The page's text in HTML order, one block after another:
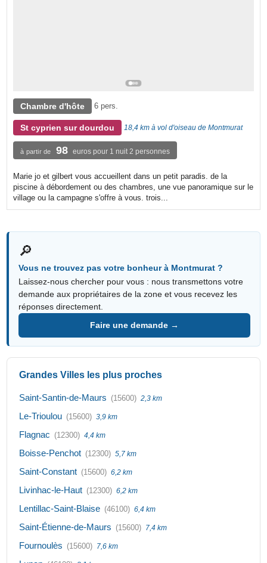
Chambre d'hôte 6 pers.
St cyprien sur dourdou 18,4 km à vol d'oiseau de Montmurat
à partir de 98 euros pour 1 nuit 2 personnes
Marie jo et gilbert vous accueillent dans un petit paradis. de la
piscine à débordement ou des chambres, une vue panoramique sur le
village ou la campagne s'offre à vous. trois...
🔎
Vous ne trouvez pas votre bonheur à Montmurat ?
Laissez-nous chercher pour vous : nous transmettons votre
demande aux propriétaires de la zone et vous recevez les
réponses directement.
Faire une demande →
Grandes Villes les plus proches
Saint-Santin-de-Maurs (15600) 2,3 km
Le-Trioulou (15600) 3,9 km
Flagnac (12300) 4,4 km
Boisse-Penchot (12300) 5,7 km
Saint-Constant (15600) 6,2 km
Livinhac-le-Haut (12300) 6,2 km
Lentillac-Saint-Blaise (46100) 6,4 km
Saint-Étienne-de-Maurs (15600) 7,4 km
Fournoulès (15600) 7,6 km